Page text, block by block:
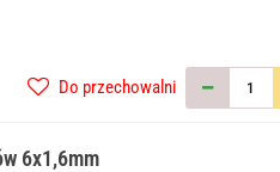
Do przechowalni
6x1,6mm